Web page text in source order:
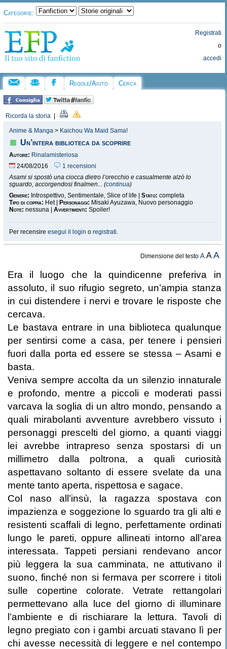
Categorie:
Registrati
o
accedi
Regole/Aiuto Cerca
Ricorda la storia
Anime & Manga > Kaichou Wa Maid Sama!
Un’intera biblioteca da scoprire
Autore: Rinalamisteriosa
24/08/2016
1 recensioni
Asami si spostò una ciocca dietro l’orecchio e casualmente alzò lo
sguardo, accorgendosi finalmen... (continua)
Genere: Introspettivo, Sentimentale, Slice of life | Stato: completa
Tipo di coppia: Het | Personaggi: Misaki Ayuzawa, Nuovo personaggio
Note: nessuna | Avvertimenti: Spoiler!
Per recensire esegui il login o registrati.
Dimensione del testoA AA
Era il luogo che la quindicenne preferiva in
assoluto, il suo rifugio segreto, un’ampia stanza
in cui distendere i nervi e trovare le risposte che
cercava.
Le bastava entrare in una biblioteca qualunque
per sentirsi come a casa, per tenere i pensieri
fuori dalla porta ed essere se stessa – Asami e
basta.
Veniva sempre accolta da un silenzio innaturale
e profondo, mentre a piccoli e moderati passi
varcava la soglia di un altro mondo, pensando a
quali mirabolanti avventure avrebbero vissuto i
personaggi prescelti del giorno, a quanti viaggi
lei avrebbe intrapreso senza spostarsi di un
millimetro dalla poltrona, a quali curiosità
aspettavano soltanto di essere svelate da una
mente tanto aperta, rispettosa e sagace.
Col naso all’insù, la ragazza spostava con
impazienza e soggezione lo sguardo tra gli alti e
resistenti scaffali di legno, perfettamente ordinati
lungo le pareti, oppure allineati intorno all’area
interessata. Tappeti persiani rendevano ancor
più leggera la sua camminata, ne attutivano il
suono, finché non si fermava per scorrere i titoli
sulle copertine colorate. Vetrate rettangolari
permettevano alla luce del giorno di illuminare
l’ambiente e di rischiarare la lettura. Tavoli di
legno pregiato con i gambi arcuati stavano lì per
chi avesse necessità di leggere e nel contempo